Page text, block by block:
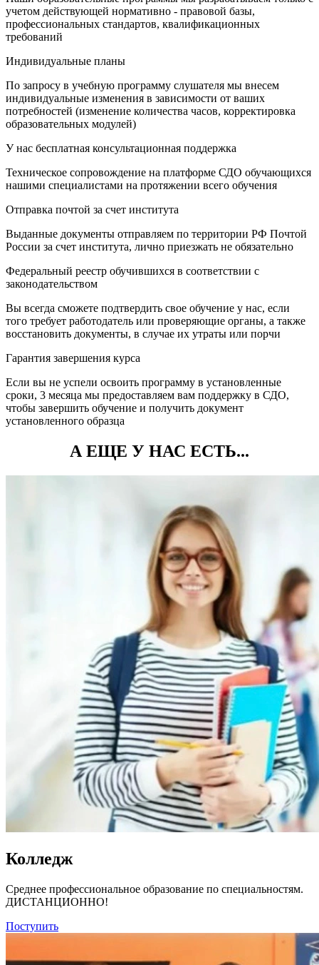
учетом действующей нормативно - правовой базы,
профессиональных стандартов, квалификационных
требований
Индивидуальные планы
По запросу в учебную программу слушателя мы внесем
индивидуальные изменения в зависимости от ваших
потребностей (изменение количества часов, корректировка
образовательных модулей)
У нас бесплатная консультационная поддержка
Техническое сопровождение на платформе СДО обучающихся
нашими специалистами на протяжении всего обучения
Отправка почтой за счет института
Выданные документы отправляем по территории РФ Почтой
России за счет института, лично приезжать не обязательно
Федеральный реестр обучившихся в соответствии с
законодательством
Вы всегда сможете подтвердить свое обучение у нас, если
того требует работодатель или проверяющие органы, а также
восстановить документы, в случае их утраты или порчи
Гарантия завершения курса
Если вы не успели освоить программу в установленные
сроки, 3 месяца мы предоставляем вам поддержку в СДО,
чтобы завершить обучение и получить документ
установленного образца
А ЕЩЕ У НАС ЕСТЬ...
Колледж
Среднее профессиональное образование по специальностям.
ДИСТАНЦИОННО!
Поступить